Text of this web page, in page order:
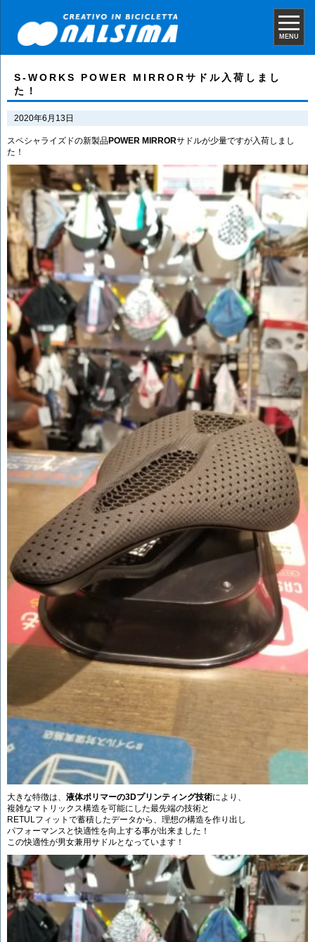
MENU
S-WORKS POWER MIRRORサドル入荷しまし
た！
2020年6月13日
スペシャライズドの新製品POWER MIRRORサドルが少量ですが入荷しまし
た！
大きな特徴は、 液体ポリマーの3Dプリンティング技術により、
複雑なマトリックス構造を可能にした最先端の技術と
RETULフィットで蓄積したデータから、理想の構造を作り出し
パフォーマンスと快適性を向上する事が出来ました！
この快適性が男女兼用サドルとなっています！